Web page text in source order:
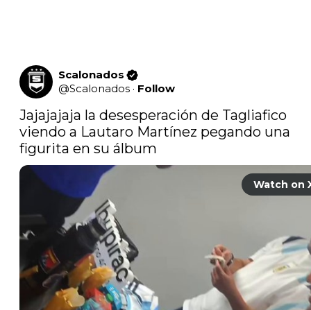
Scalonados
@Scalonados · Follow
Jajajajaja la desesperación de Tagliafico
viendo a Lautaro Martínez pegando una
figurita en su álbum
Watch on